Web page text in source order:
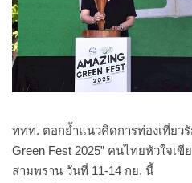
ททท. ตอกย้ำแนวคิดการท่องเที่ยวรั
Green Fest 2025” คนไทยหัวใจเ
สามพราน วันที่ 11-14 กย. นี้